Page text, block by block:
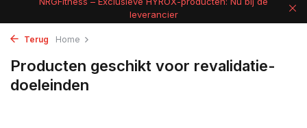
leverancier
Terug Home
Producten geschikt voor revalidatie-
doeleinden